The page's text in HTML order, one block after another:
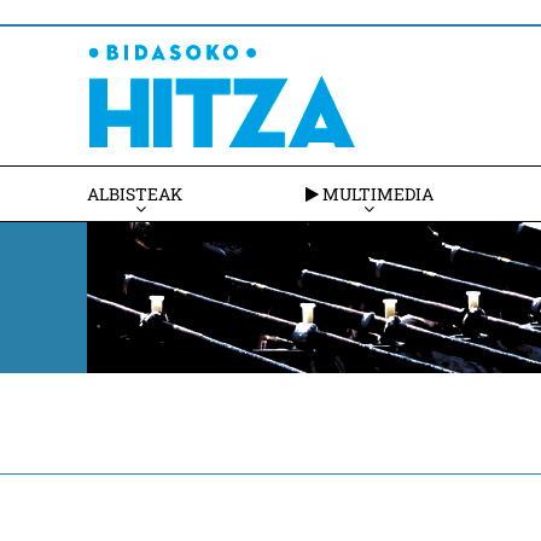
ALBISTEAK MULTIMEDIA